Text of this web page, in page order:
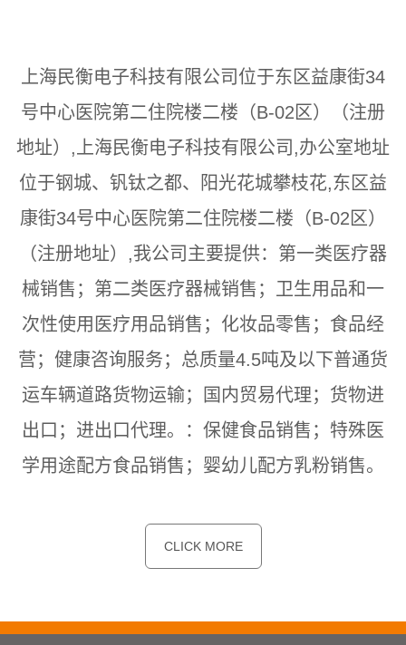
上海民衡电子科技有限公司位于东区益康街34
号中心医院第二住院楼二楼（B-02区）（注册
地址）,上海民衡电子科技有限公司,办公室地址
位于钢城、钒钛之都、阳光花城攀枝花,东区益
康街34号中心医院第二住院楼二楼（B-02区）
（注册地址）,我公司主要提供：第一类医疗器
械销售；第二类医疗器械销售；卫生用品和一
次性使用医疗用品销售；化妆品零售；食品经
营；健康咨询服务；总质量4.5吨及以下普通货
运车辆道路货物运输；国内贸易代理；货物进
出口；进出口代理。：保健食品销售；特殊医
学用途配方食品销售；婴幼儿配方乳粉销售。
CLICK MORE